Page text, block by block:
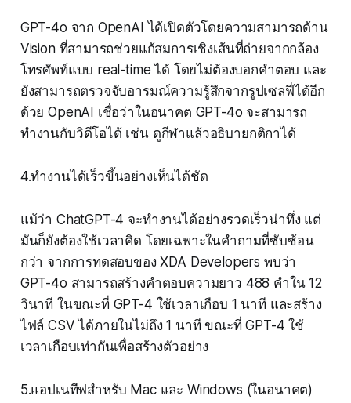
GPT-4o จาก OpenAI ได้เปิดตัวโดยความสามารถด้าน
Vision ที่สามารถช่วยแก้สมการเชิงเส้นที่ถ่ายจากกล้อง
โทรศัพท์แบบ real-time ได้ โดยไม่ต้องบอกคำตอบ และ
ยังสามารถตรวจจับอารมณ์ความรู้สึกจากรูปเซลฟี่ได้อีก
ด้วย OpenAI เชื่อว่าในอนาคต GPT-4o จะสามารถ
ทำงานกับวิดีโอได้ เช่น ดูกีฬาแล้วอธิบายกติกาได้
4.ทำงานได้เร็วขึ้นอย่างเห็นได้ชัด
แม้ว่า ChatGPT-4 จะทำงานได้อย่างรวดเร็วน่าทึ่ง แต่
มันก็ยังต้องใช้เวลาคิด โดยเฉพาะในคำถามที่ซับซ้อน
กว่า จากการทดสอบของ XDA Developers พบว่า
GPT-4o สามารถสร้างคำตอบความยาว 488 คำใน 12
วินาที ในขณะที่ GPT-4 ใช้เวลาเกือบ 1 นาที และสร้าง
ไฟล์ CSV ได้ภายในไม่ถึง 1 นาที ขณะที่ GPT-4 ใช้
เวลาเกือบเท่ากันเพื่อสร้างตัวอย่าง
5.แอปเนทีฟสำหรับ Mac และ Windows (ในอนาคต)